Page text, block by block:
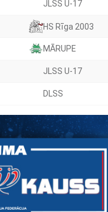
JLSS U-17
HS Rīga 2003
MĀRUPE
JLSS U-17
DLSS